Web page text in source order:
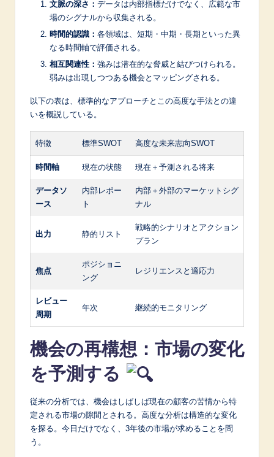
文脈の深さ： データは内部指標だけでなく、広範な市
場のシグナルから収集される。
時間的認識： 各領域は、短期・中期・長期といった異
なる時間軸で評価される。
相互関連性： 強みは潜在的な脅威と結びつけられる。
弱みは出現しつつある機会とマッピングされる。
以下の表は、標準的なアプローチとこの高度な手法との違
いを概説している。
特徴 標準SWOT 高度な未来志向SWOT
時間軸 現在の状態 現在＋予測される将来
データソ
ース
内部レポー
ト
内部＋外部のマーケットシグ
ナル
出力 静的リスト
戦略的シナリオとアクション
プラン
焦点
ポジショニ
ング
レジリエンスと適応力
レビュー
周期
年次 継続的モニタリング
機会の再構想：市場の変化
を予測する
従来の分析では、機会はしばしば現在の顧客の苦情から特
定される市場の隙間とされる。高度な分析は構造的な変化
を探る。今日だけでなく、3年後の市場が求めることを問
う。